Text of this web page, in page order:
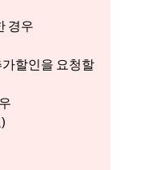
경우
할인을 요청할